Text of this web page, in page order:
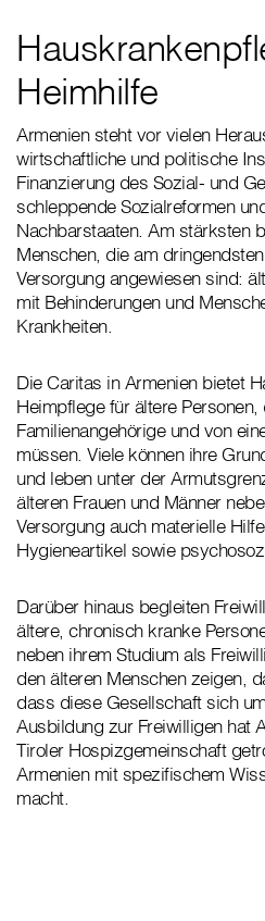
Heimhilfe
Armenien steht vor vielen
wirtschaftliche und politische
Finanzierung des Sozial- und
schleppende Sozialreformen
Nachbarstaaten. Am stärksten
Menschen, die am
Versorgung angewiesen sind:
mit Behinderungen und
Krankheiten.
Die Caritas in Armenien bietet
Heimpflege für ältere
Familienangehörige und von
müssen. Viele können ihre
und leben unter der
älteren Frauen und Männer
Versorgung auch materielle
Hygieneartikel sowie
Darüber hinaus begleiten
ältere, chronisch kranke
neben ihrem Studium als
den älteren Menschen zeigen,
dass diese Gesellschaft sich
Ausbildung zur Freiwilligen hat
Tiroler Hospizgemeinschaft
Armenien mit spezifischem
macht.